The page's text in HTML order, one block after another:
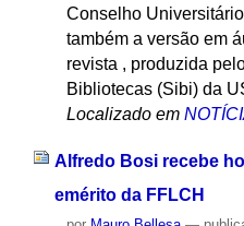
Conselho
também a versão em
revista , produzida
Bibliotecas (Sibi) da
Localizado em
Alfredo Bosi recebe
emérito da FFLCH